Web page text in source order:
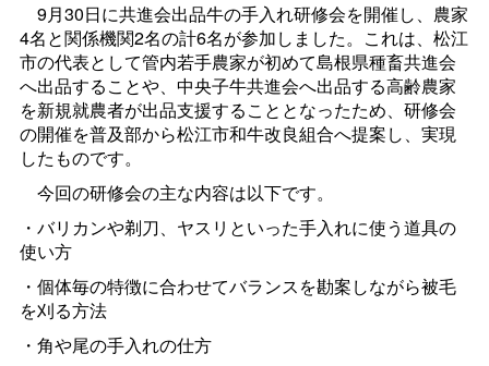
9月30日に共進会出品牛の手入れ研修会を開催し、農家
4名と関係機関2名の計6名が参加しました。これは、松江
市の代表として管内若手農家が初めて島根県種畜共進会
へ出品することや、中央子牛共進会へ出品する高齢農家
を新規就農者が出品支援することとなったため、研修会
の開催を普及部から松江市和牛改良組合へ提案し、実現
したものです。
今回の研修会の主な内容は以下です。
・バリカンや剃刀、ヤスリといった手入れに使う道具の
使い方
・個体毎の特徴に合わせてバランスを勘案しながら被毛
を刈る方法
・角や尾の手入れの仕方